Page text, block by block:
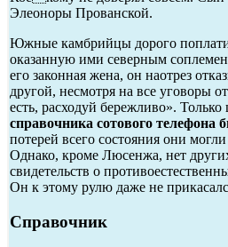
Элеоноры Прованской.
Южные камбрийцы дорого
оказанную ими северным
его законная жена, он наотрез
другой, несмотря на все уговоры
есть, расходуй бережливо». Только
справочника сотового телефона
потерей всего состояния они
Однако, кроме Люсенжа, нет
свидетельств о
Он к этому рулю даже не
Справочник